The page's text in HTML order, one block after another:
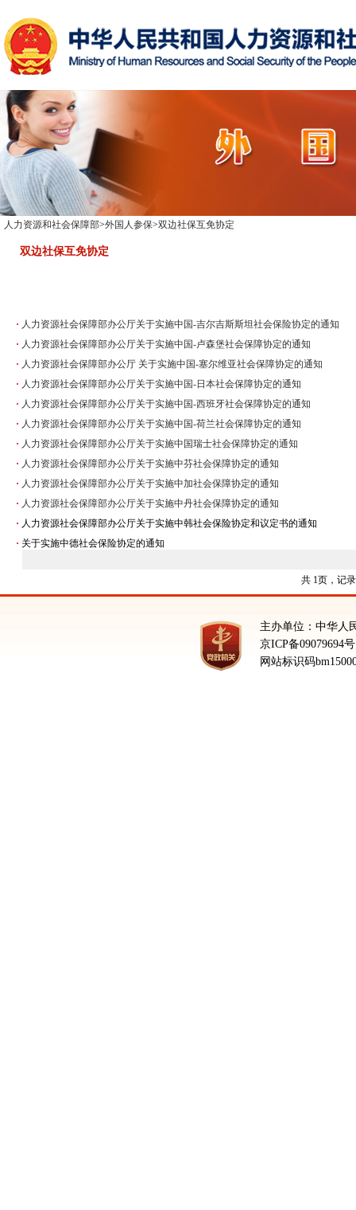
人力资源和社会保障部>外国人参保>双边社保互免协定
双边社保互免协定
· 人力资源社会保障部办公厅关于实施中国-吉尔吉斯斯坦社会保险协定的通知
· 人力资源社会保障部办公厅关于实施中国-卢森堡社会保障协定的通知
· 人力资源社会保障部办公厅 关于实施中国-塞尔维亚社会保障协定的通知
· 人力资源社会保障部办公厅关于实施中国-日本社会保障协定的通知
· 人力资源社会保障部办公厅关于实施中国-西班牙社会保障协定的通知
· 人力资源社会保障部办公厅关于实施中国-荷兰社会保障协定的通知
· 人力资源社会保障部办公厅关于实施中国瑞士社会保障协定的通知
· 人力资源社会保障部办公厅关于实施中芬社会保障协定的通知
· 人力资源社会保障部办公厅关于实施中加社会保障协定的通知
· 人力资源社会保障部办公厅关于实施中丹社会保障协定的通知
· 人力资源社会保障部办公厅关于实施中韩社会保险协定和议定书的通知
· 关于实施中德社会保险协定的通知
共 1页，记录
主办单位：中华人
京ICP备09079694号
网站标识码